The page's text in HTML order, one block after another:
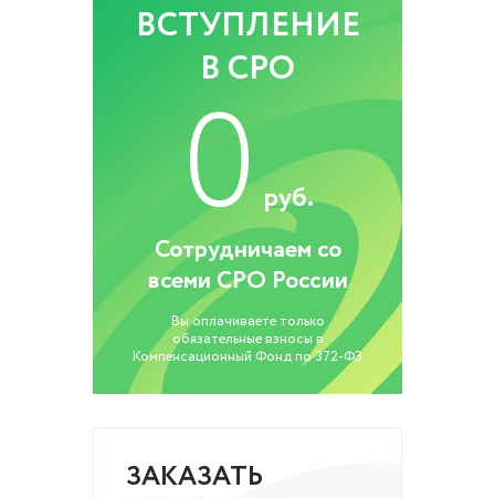
ВСТУПЛЕНИЕ
В СРО
0 руб.
Сотрудничаем со
всеми СРО России
Вы оплачиваете только
обязательные взносы в
Компенсационный Фонд по 372-ФЗ
ЗАКАЗАТЬ